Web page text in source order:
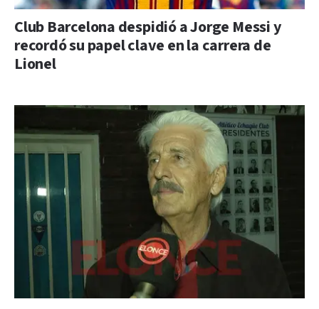
Club Barcelona despidió a Jorge Messi y
recordó su papel clave en la carrera de
Lionel